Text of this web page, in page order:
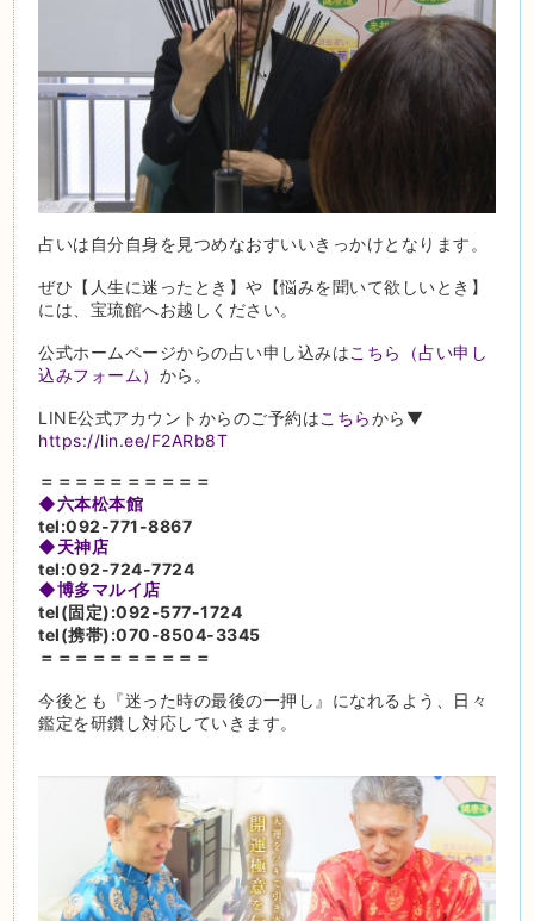
占いは自分自身を見つめなおすいいきっかけとなります。
ぜひ【人生に迷ったとき】や【悩みを聞いて欲しいとき】
には、宝琉館へお越しください。
公式ホームページからの占い申し込みはこちら（占い申し
込みフォーム） から。
LINE公式アカウントからのご予約はこちらから▼
https://lin.ee/F2ARb8T
＝＝＝＝＝＝＝＝＝＝
◆六本松本館
tel:092-771-8867
◆天神店
tel:092-724-7724
◆博多マルイ店
tel(固定):092-577-1724
tel(携帯):070-8504-3345
＝＝＝＝＝＝＝＝＝＝
今後とも『迷った時の最後の一押し』になれるよう、日々
鑑定を研鑽し対応していきます。